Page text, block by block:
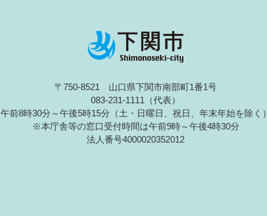
〒750-8521 山口県下関市南部町1番1号
083-231-1111（代表）
午前8時30分～午後5時15分（土・日曜日、祝日、年末年始を除く）
※本庁舎等の窓口受付時間は午前9時～午後4時30分
法人番号4000020352012